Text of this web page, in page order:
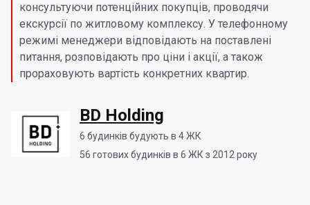
консультуючи потенційних покупців, проводячи
екскурсії по житловому комплексу. У телефонному
режимі менеджери відповідають на поставлені
питання, розповідають про ціни і акції, а також
прораховують вартість конкретних квартир.
BD Holding
6 будинків будують в 4 ЖК
56 готових будинків в 6 ЖК з 2012 року